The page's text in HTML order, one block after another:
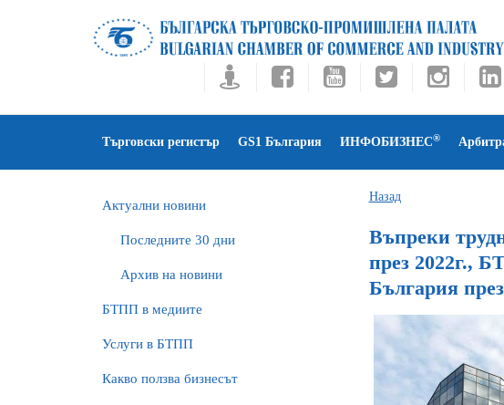
Търговски регистър GS1 България ИНФОБИЗНЕС®
Актуални новини
Последните 30 дни
Архив на новини
БTПП в медиите
Услуги в БТПП
Какво ползва бизнесът
Назад
Въпреки
през 2022г.,
България